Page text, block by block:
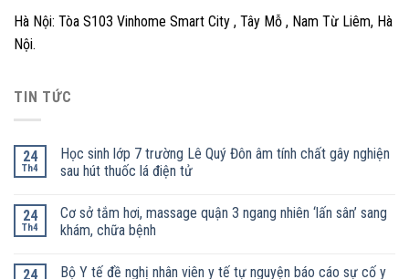
Hà Nội: Tòa S103 Vinhome Smart City , Tây Mỗ , Nam Từ Liêm, Hà
Nội.
TIN TỨC
24
Th4
Học sinh lớp 7 trường Lê Quý Đôn âm tính chất gây nghiện
sau hút thuốc lá điện tử
24
Th4
Cơ sở tắm hơi, massage quận 3 ngang nhiên ‘lấn sân’ sang
khám, chữa bệnh
24
Bộ Y tế đề nghị nhân viên y tế tự nguyện báo cáo sự cố y